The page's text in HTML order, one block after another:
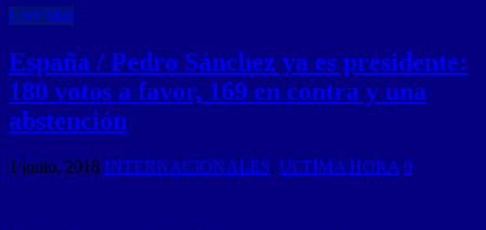
Leer Mas
España / Pedro Sánchez ya es presidente:
180 votos a favor, 169 en contra y una
abstención
1 junio, 2018 INTERNACIONALES, ULTIMA HORA 0